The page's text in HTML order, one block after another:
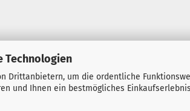
Technologien
Drittanbietern, um die ordentliche
und Ihnen ein bestmögliches
Onlineshop erstellenmit